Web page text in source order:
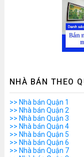
NHÀ BÁN THEO
>> Nhà bán Quận 1
>> Nhà bán Quận 2
>> Nhà bán Quận 3
>> Nhà bán Quận 4
>> Nhà bán Quận 5
>> Nhà bán Quận 6
>> Nhà bán Quận 7